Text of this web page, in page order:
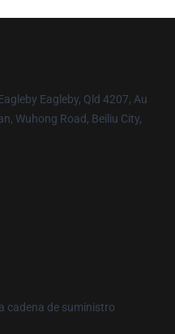
Eagleby, Qld 4207, Au
Wuhong Road, Beiliu City,
cadena de suministro